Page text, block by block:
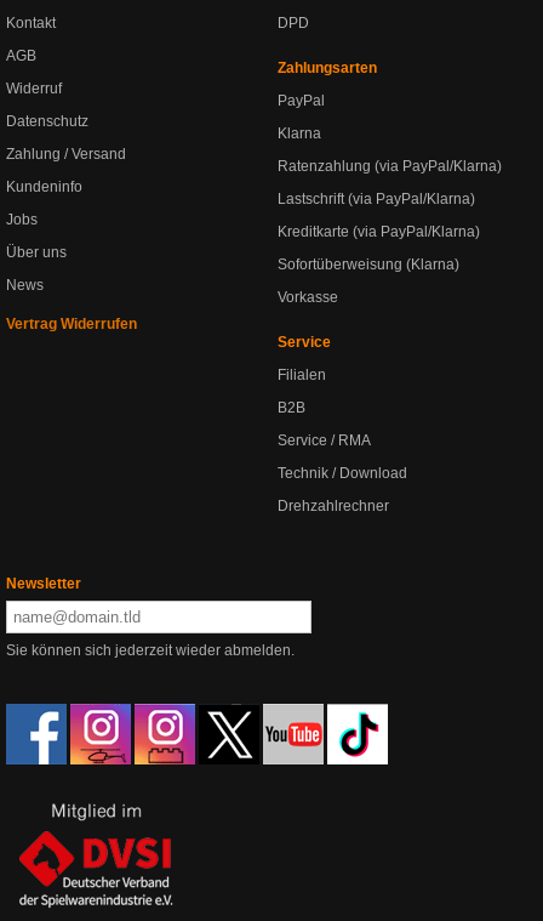
Kontakt
AGB
Widerruf
Datenschutz
Zahlung / Versand
Kundeninfo
Jobs
Über uns
News
Vertrag Widerrufen
DPD
Zahlungsarten
PayPal
Klarna
Ratenzahlung (via PayPal/Klarna)
Lastschrift (via PayPal/Klarna)
Kreditkarte (via PayPal/Klarna)
Sofortüberweisung (Klarna)
Vorkasse
Service
Filialen
B2B
Service / RMA
Technik / Download
Drehzahlrechner
Newsletter
Sie können sich jederzeit wieder abmelden.